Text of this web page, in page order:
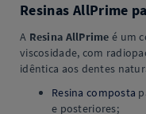
Resinas AllPrime
A Resina AllPrime é um
viscosidade, com
idêntica aos dentes
Resina composta
e posteriores;